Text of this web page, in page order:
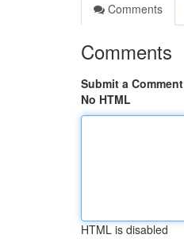
Comments
Comments
Submit a Comment
No HTML
HTML is disabled